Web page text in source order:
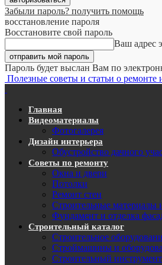
Забыли пароль? получить помощь
восстановление пароля
Восстановите свой пароль
Ваш адрес
Пароль будет выслан Вам по
Полезные советы и статьи о ремонте
Главная
Видеоматериалы
Фотогалерея
Дизайн интерьера
Обустройство дачного
Советы по ремонту
Окна и двери
Потолки
Ремонт стен
Строительные материалы
Фундамент и отделка
Строительный каталог
Строительное
Строймашины и
Строительный инструмент